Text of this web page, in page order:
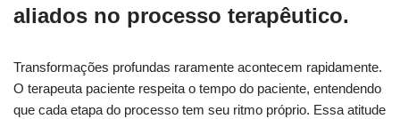
aliados no processo terapêutico.
Transformações profundas raramente acontecem rapidamente.
O terapeuta paciente respeita o tempo do paciente, entendendo
que cada etapa do processo tem seu ritmo próprio. Essa atitude